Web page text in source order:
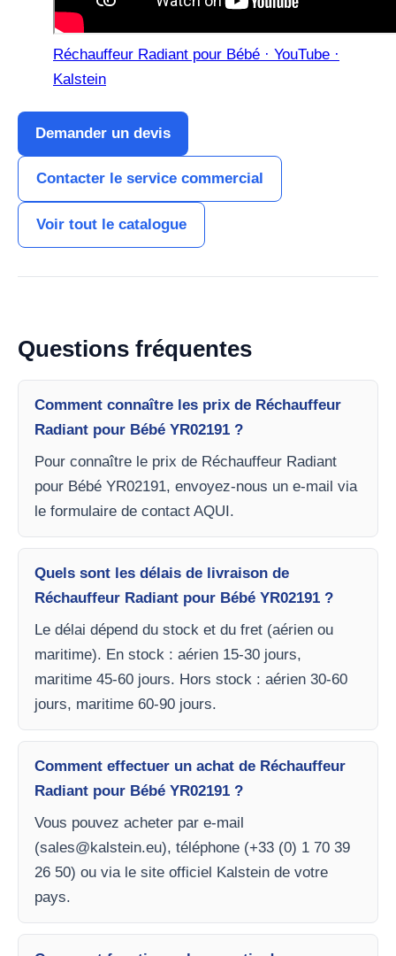
Réchauffeur Radiant pour Bébé · YouTube ·
Kalstein
Demander un devis
Contacter le service commercial
Voir tout le catalogue
Questions fréquentes
Comment connaître les prix de Réchauffeur
Radiant pour Bébé YR02191 ?
Pour connaître le prix de Réchauffeur Radiant
pour Bébé YR02191, envoyez-nous un e-mail via
le formulaire de contact AQUI.
Quels sont les délais de livraison de
Réchauffeur Radiant pour Bébé YR02191 ?
Le délai dépend du stock et du fret (aérien ou
maritime). En stock : aérien 15-30 jours,
maritime 45-60 jours. Hors stock : aérien 30-60
jours, maritime 60-90 jours.
Comment effectuer un achat de Réchauffeur
Radiant pour Bébé YR02191 ?
Vous pouvez acheter par e-mail
(sales@kalstein.eu), téléphone (+33 (0) 1 70 39
26 50) ou via le site officiel Kalstein de votre
pays.